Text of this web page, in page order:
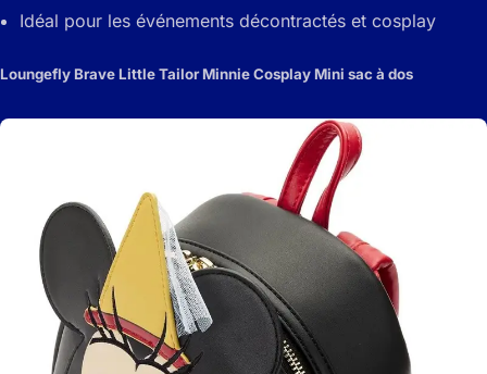
Idéal pour les événements décontractés et cosplay
Loungefly Brave Little Tailor Minnie Cosplay Mini sac à dos